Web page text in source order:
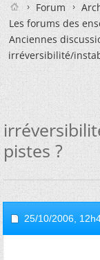
Forum
Les forums des
Anciennes
irréversibilité/
pistes ?
25/10/2006,